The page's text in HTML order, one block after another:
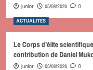
junior 05/08/2026 0
ACTUALITES
Le Corps d’élite
contribution de Daniel
junior 05/08/2026 0